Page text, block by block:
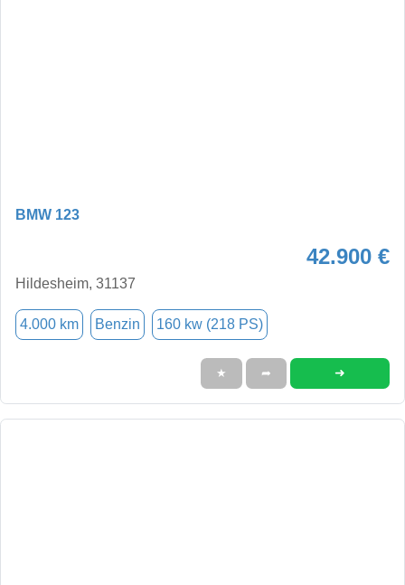
BMW 123
42.900 €
Hildesheim, 31137
4.000 km Benzin 160 kw (218 PS)
★ ➦ ➜